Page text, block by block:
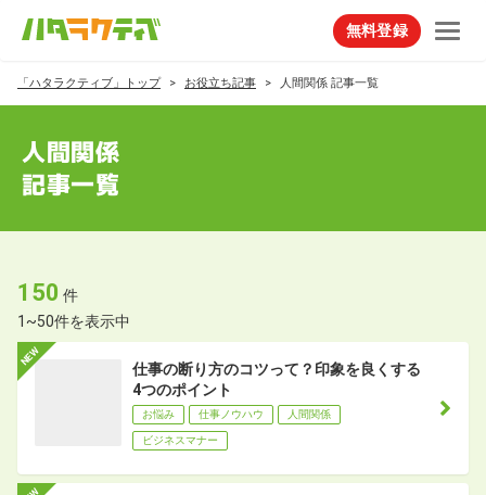
無料登録
「ハタラクティブ」トップ お役立ち記事 人間関係 記事一覧
人間関係
記事一覧
150 件
1~50件を表示中
仕事の断り方のコツって？印象を良くする
4つのポイント
お悩み 仕事ノウハウ 人間関係
ビジネスマナー